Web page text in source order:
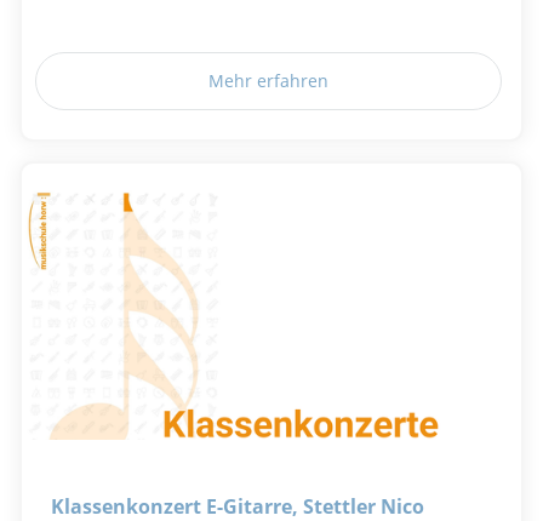
Mehr erfahren
Klassenkonzert E-Gitarre, Stettler Nico